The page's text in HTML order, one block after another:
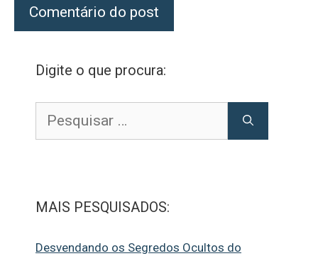
Digite o que procura:
por:
MAIS PESQUISADOS:
Desvendando os Segredos Ocultos do